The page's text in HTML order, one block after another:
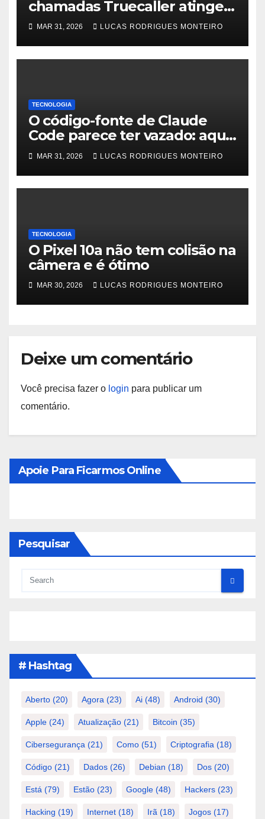
chamadas Truecaller atinge
500 milhões de usuários
mensais
MAR 31, 2026 LUCAS RODRIGUES MONTEIRO
TECNOLOGIA
O código-fonte de Claude
Code parece ter vazado: aqui
está o que sabemos
MAR 31, 2026 LUCAS RODRIGUES MONTEIRO
TECNOLOGIA
O Pixel 10a não tem colisão na
câmera e é ótimo
MAR 30, 2026 LUCAS RODRIGUES MONTEIRO
Deixe um comentário
Você precisa fazer o login para publicar um
comentário.
Apoie Para Ficarmos Online
Pesquisar
# Hashtag
Aberto (20) Agora (23) Ai (48) Android (30)
Apple (24) Atualização (21) Bitcoin (35)
Cibersegurança (21) Como (51) Criptografia (18)
Código (21) Dados (26) Debian (18) Dos (20)
Está (79) Estão (23) Google (48) Hackers (23)
Hacking (19) Internet (18) Irã (18) Jogos (17)